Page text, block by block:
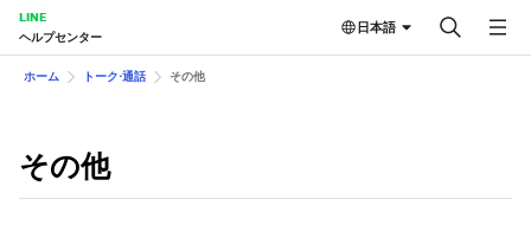
LINE
ヘルプセンター
日本語
ホーム トーク⋅通話 その他
その他